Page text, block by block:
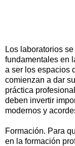
Los laboratorios
fundamentales en
a ser los espacios
comienzan a dar
práctica
deben invertir
modernos y
Formación. Para
en la formación